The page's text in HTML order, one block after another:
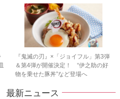
『鬼滅の刃』×「ジョイフル」第3弾
＆第4弾が開催決定！ “伊之助の好
物を乗せた豚丼”など登場へ
最新ニュース